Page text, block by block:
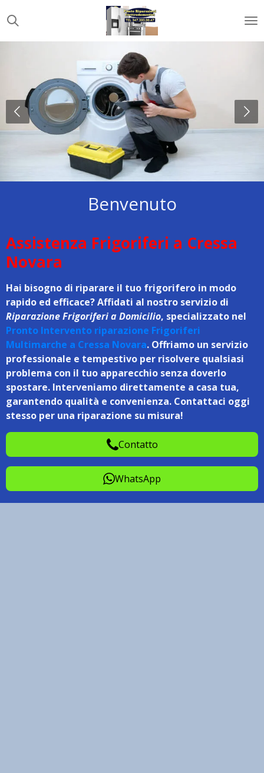
al
contenuto
Benvenuto
Assistenza Frigoriferi a Cressa
Novara
Hai bisogno di riparare il tuo frigorifero in modo
rapido ed efficace? Affidati al nostro servizio di
Riparazione Frigoriferi a Domicilio, specializzato nel
Pronto Intervento riparazione Frigoriferi
Multimarche a Cressa Novara. Offriamo un servizio
professionale e tempestivo per risolvere qualsiasi
problema con il tuo apparecchio senza doverlo
spostare. Interveniamo direttamente a casa tua,
garantendo qualità e convenienza. Contattaci oggi
stesso per una riparazione su misura!
Contatto
WhatsApp